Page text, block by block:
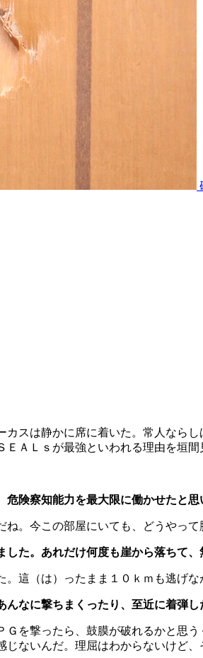
スは静かに席に着いた。常人なら
ＡＬｓが最強といわれる理由を垣間
険察知能力を最大限に働かせたと思
ね。今この部屋にいても、どうやっ
た。あれだけ何度も崖から落ちて、
。這（は）ったまま１０ｋｍも逃げ
なに撃ちまくったり、至近に着弾し
Ｇを撃ったら、鼓膜が破れるかと思
ないんだ。理屈はわからないけど、